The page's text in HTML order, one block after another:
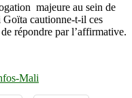
majeure au sein de
cautionne-t-il ces
répondre par l’affirmative.
Mali